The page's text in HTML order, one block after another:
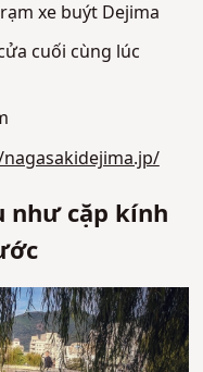
xe buýt Dejima
cuối cùng lúc
như cặp kính